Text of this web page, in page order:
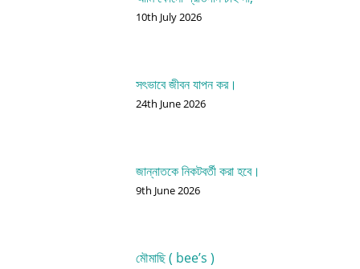
10th July 2026
সৎভাবে জীবন যাপন কর।
24th June 2026
জান্নাতকে নিকটবর্তী করা হবে।
9th June 2026
মৌমাছি ( bee’s )